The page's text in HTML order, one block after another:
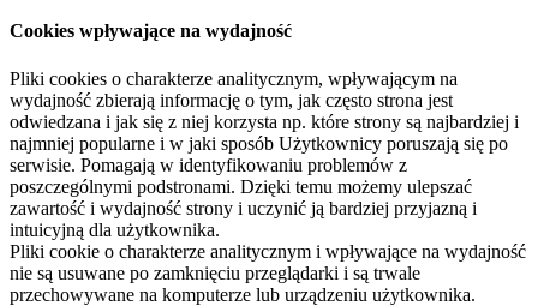
Cookies wpływające na wydajność
Pliki cookies o charakterze analitycznym, wpływającym na
wydajność zbierają informację o tym, jak często strona jest
odwiedzana i jak się z niej korzysta np. które strony są najbardziej i
najmniej popularne i w jaki sposób Użytkownicy poruszają się po
serwisie. Pomagają w identyfikowaniu problemów z
poszczególnymi podstronami. Dzięki temu możemy ulepszać
zawartość i wydajność strony i uczynić ją bardziej przyjazną i
intuicyjną dla użytkownika.
Pliki cookie o charakterze analitycznym i wpływające na wydajność
nie są usuwane po zamknięciu przeglądarki i są trwale
przechowywane na komputerze lub urządzeniu użytkownika.